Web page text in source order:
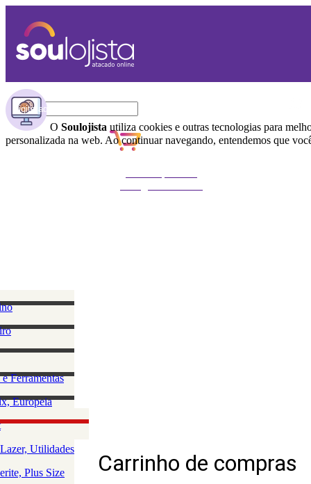
O Soulojista utiliza cookies e outras tecnologias para
personalizada na web. Ao continuar navegando, entendemos que
Acessórios
Masculino
e
Ferramentas
da Casa
Saúde
Europeia
Lingerie
Utilidades
Plus Size
Carrinho de compras